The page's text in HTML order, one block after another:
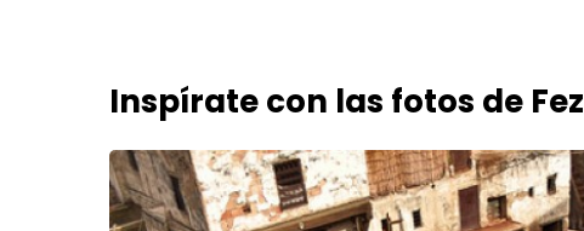
Inspírate con las fotos de Fez